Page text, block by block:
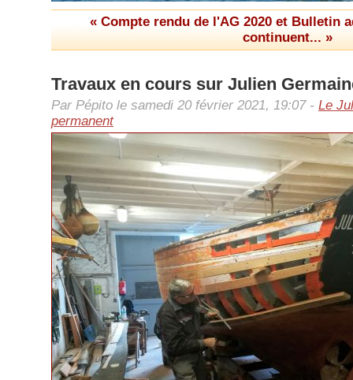
« Compte rendu de l'AG 2020 et Bulletin
continuent... »
Travaux en cours sur Julien
Par Pépito le samedi 20 février 2021, 19:07 - Le
permanent